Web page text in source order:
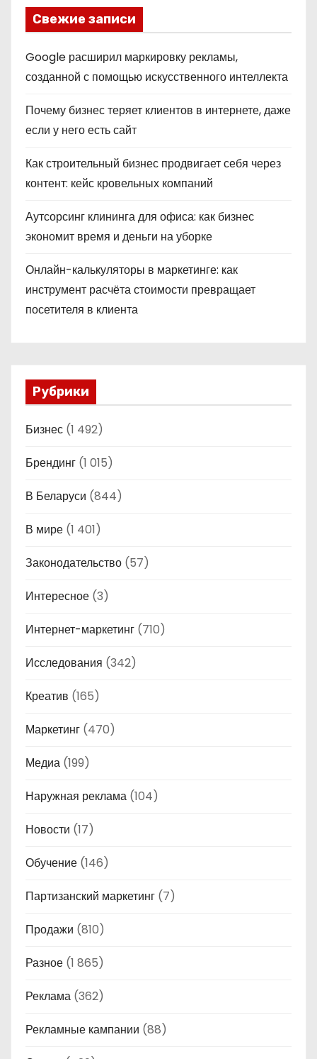
Свежие записи
Google расширил маркировку рекламы,
созданной с помощью искусственного интеллекта
Почему бизнес теряет клиентов в интернете, даже
если у него есть сайт
Как строительный бизнес продвигает себя через
контент: кейс кровельных компаний
Аутсорсинг клининга для офиса: как бизнес
экономит время и деньги на уборке
Онлайн-калькуляторы в маркетинге: как
инструмент расчёта стоимости превращает
посетителя в клиента
Рубрики
Бизнес (1 492)
Брендинг (1 015)
В Беларуси (844)
В мире (1 401)
Законодательство (57)
Интересное (3)
Интернет-маркетинг (710)
Исследования (342)
Креатив (165)
Маркетинг (470)
Медиа (199)
Наружная реклама (104)
Новости (17)
Обучение (146)
Партизанский маркетинг (7)
Продажи (810)
Разное (1 865)
Реклама (362)
Рекламные кампании (88)